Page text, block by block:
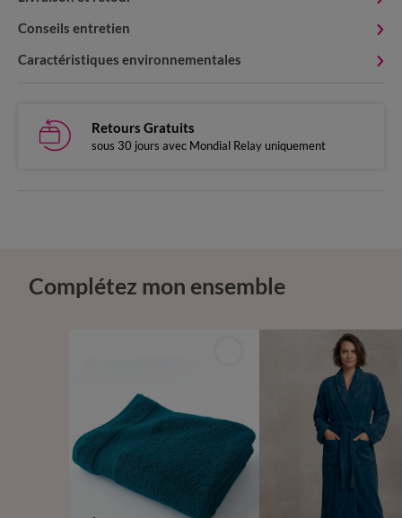
Conseils entretien
Caractéristiques environnementales
Retours Gratuits
sous 30 jours avec Mondial Relay uniquement
Complétez mon ensemble